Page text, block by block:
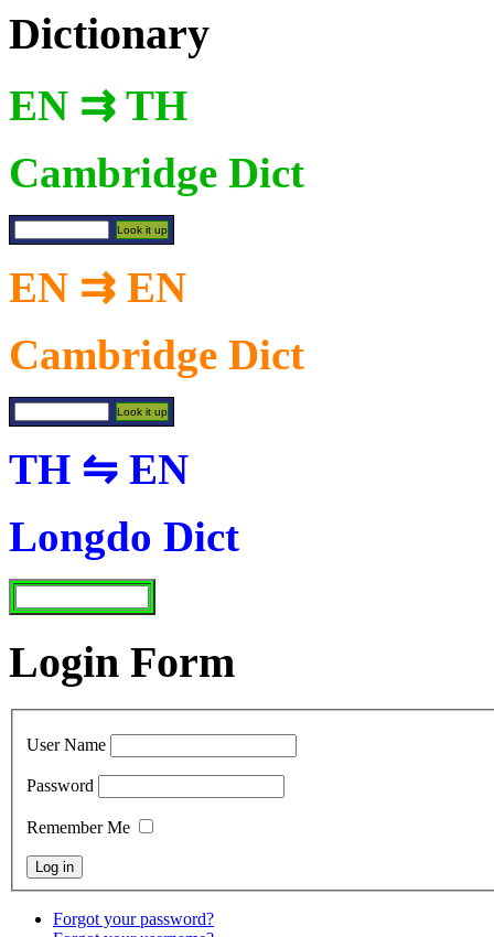
Dictionary
EN ⇉ TH
Cambridge Dict
EN ⇉ EN
Cambridge Dict
TH ⇋ EN
Longdo Dict
Login Form
User Name
Password
Remember Me
Forgot your password?